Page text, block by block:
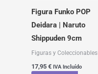
Figura Funko POP
Deidara | Naruto
Shippuden 9cm
Figuras y Coleccionables
17,95 € IVA Incluído